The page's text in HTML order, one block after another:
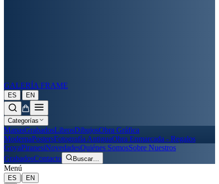
GALERÍA FRAME
ES | EN
Categorías
MapasGrabadosLibrosDibujosObra Gráfica
ModernaPostersFotografía AntiguaObra Enmarcada - Regalos
GoyaPiranesiNovedadesQuiénes SomosSobre Nuestros
GrabadosContacto Buscar…
Menú
ES |
EN